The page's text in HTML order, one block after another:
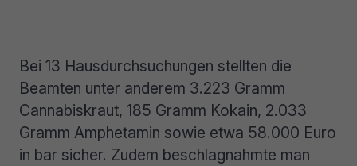
Bei 13 Hausdurchsuchungen stellten die
Beamten unter anderem 3.223 Gramm
Cannabiskraut, 185 Gramm Kokain, 2.033
Gramm Amphetamin sowie etwa 58.000 Euro
in bar sicher. Zudem beschlagnahmte man